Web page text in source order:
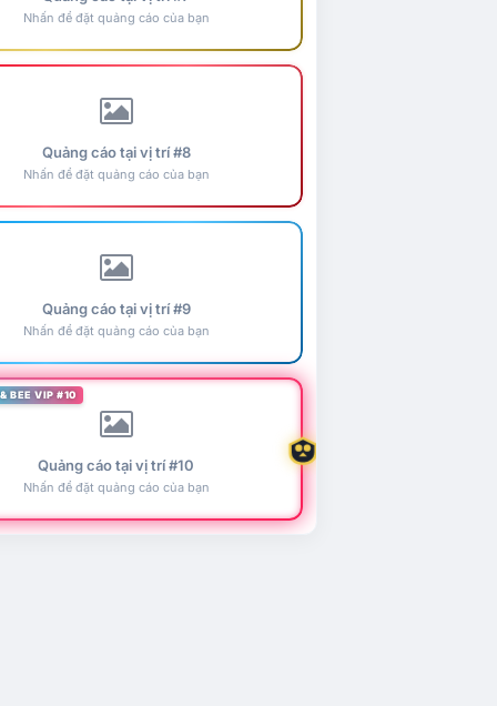
Nhấn để đặt quảng cáo của bạn
Quảng cáo tại vị trí #8
Nhấn để đặt quảng cáo của bạn
Quảng cáo tại vị trí #9
Nhấn để đặt quảng cáo của bạn
BEE VIP #10
Quảng cáo tại vị trí #10
Nhấn để đặt quảng cáo của bạn